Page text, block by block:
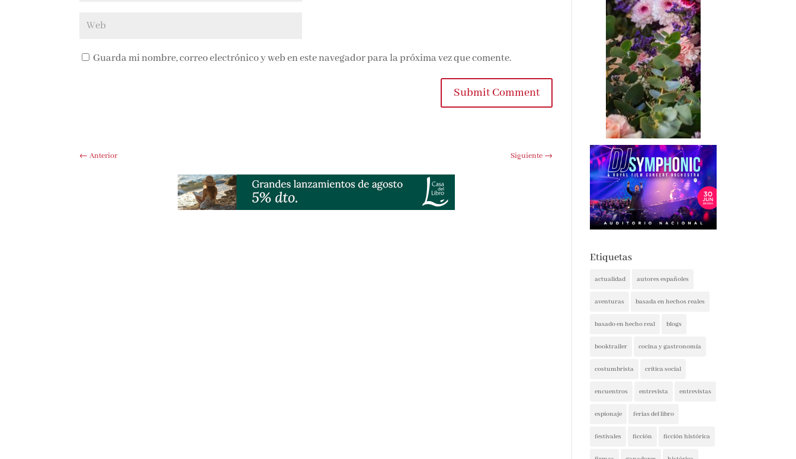
Guarda mi nombre, correo electrónico y web en este navegador para la próxima vez que comente.
Submit Comment
← Anterior Siguiente→
Etiquetas
actualidad autores españoles
aventuras basada en hechos reales
basado en hecho real blogs
booktrailer cocina y gastronomía
costumbrista crítica social
encuentros entrevista
entrevistas espionaje
ferias del libro festivales ficción